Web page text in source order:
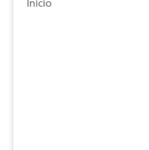
s
Inicio